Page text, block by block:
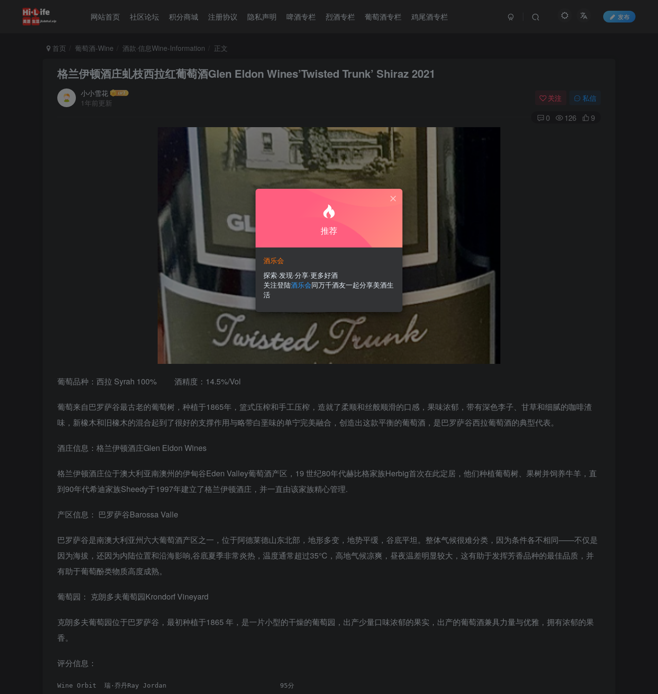
网站首页 社区论坛 积分商城 注册协议 隐私声明 啤酒专栏 烈酒专栏 葡萄酒专栏 鸡尾酒专栏 发布
首页 葡萄酒-Wine 酒款·信息Wine-Information 正文
格兰伊顿酒庄虬枝西拉红葡萄酒Glen Eldon Wines’Twisted Trunk’ Shiraz 2021
小小雪花
1年前更新
关注 私信
0 126 9
葡萄品种：西拉 Syrah 100% 酒精度：14.5%/Vol
葡萄来自巴罗萨谷最古老的葡萄树，种植于1865年，篮式压榨和手工压榨，造就了柔顺和丝般顺滑的口感，果味浓郁，带有深色李子、甘草和细腻的咖啡渣
味，新橡木和旧橡木的混合起到了很好的支撑作用与略带白垩味的单宁完美融合，创造出这款平衡的葡萄酒，是巴罗萨谷西拉葡萄酒的典型代表。
酒庄信息：格兰伊顿酒庄Glen Eldon Wines
格兰伊顿酒庄位于澳大利亚南澳州的伊甸谷Eden Valley葡萄酒产区，19 世纪80年代赫比格家族Herbig首次在此定居，他们种植葡萄树、果树并饲养牛羊，直
到90年代希迪家族Sheedy于1997年建立了格兰伊顿酒庄，并一直由该家族精心管理.
产区信息： 巴罗萨谷Barossa Valle
巴罗萨谷是南澳大利亚州六大葡萄酒产区之一，位于阿德莱德山东北部，地形多变，地势平缓，谷底平坦。整体气候很难分类，因为条件各不相同——不仅是
因为海拔，还因为内陆位置和沿海影响,谷底夏季非常炎热，温度通常超过35°C，高地气候凉爽，昼夜温差明显较大，这有助于发挥芳香品种的最佳品质，并
有助于葡萄酚类物质高度成熟。
葡萄园： 克朗多夫葡萄园Krondorf Vineyard
克朗多夫葡萄园位于巴罗萨谷，最初种植于1865 年，是一片小型的干燥的葡萄园，出产少量口味浓郁的果实，出产的葡萄酒兼具力量与优雅，拥有浓郁的果
香。
评分信息：
Wine Orbit  瑞·乔丹Ray Jordan                             95分
推荐
酒乐会
探索·发现·分享·更多好酒
关注登陆酒乐会同万千酒友一起分享美酒生
活